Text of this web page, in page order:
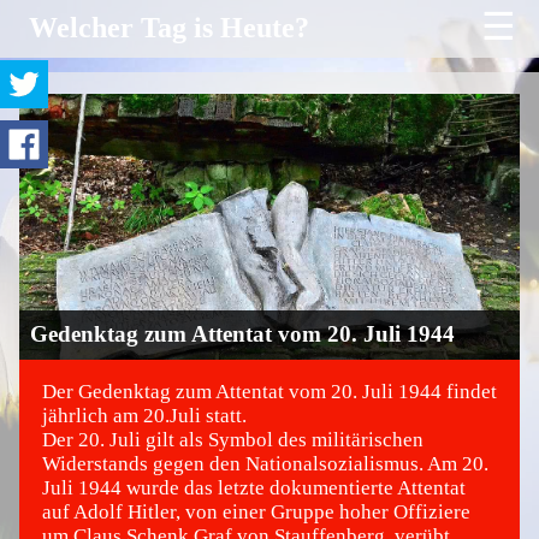
Welcher Tag is Heute? ☰
Gedenktag zum Attentat vom 20. Juli 1944
©
Der Gedenktag zum Attentat vom 20. Juli 1944 findet
jährlich am 20.Juli statt.
Der 20. Juli gilt als Symbol des militärischen
Widerstands gegen den Nationalsozialismus. Am 20.
Juli 1944 wurde das letzte dokumentierte Attentat
auf Adolf Hitler, von einer Gruppe hoher Offiziere